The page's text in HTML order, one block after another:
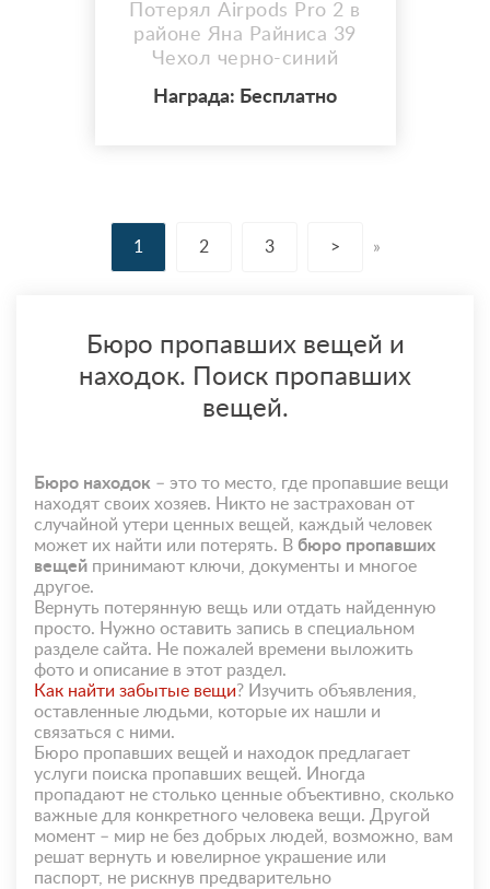
Потерял Airpods Pro 2 в
районе Яна Райниса 39
Чехол черно-синий
Награда: Бесплатно
1 2 3 > »
Бюро пропавших вещей и
находок. Поиск пропавших
вещей.
Бюро находок – это то место, где пропавшие вещи
находят своих хозяев. Никто не застрахован от
случайной утери ценных вещей, каждый человек
может их найти или потерять. В бюро пропавших
вещей принимают ключи, документы и многое
другое.
Вернуть потерянную вещь или отдать найденную
просто. Нужно оставить запись в специальном
разделе сайта. Не пожалей времени выложить
фото и описание в этот раздел.
Как найти забытые вещи? Изучить объявления,
оставленные людьми, которые их нашли и
связаться с ними.
Бюро пропавших вещей и находок предлагает
услуги поиска пропавших вещей. Иногда
пропадают не столько ценные объективно, сколько
важные для конкретного человека вещи. Другой
момент – мир не без добрых людей, возможно, вам
решат вернуть и ювелирное украшение или
паспорт, не рискнув предварительно